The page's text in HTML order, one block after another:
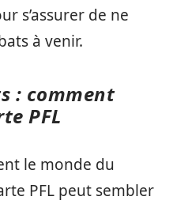
s’assurer de ne
à venir.
: comment
PFL
le monde du
PFL peut sembler